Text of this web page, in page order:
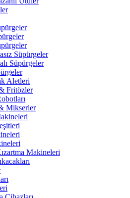
Süpürgeler
Süpürgeler
Aletleri
Fritözler
Mikserler
Makineleri